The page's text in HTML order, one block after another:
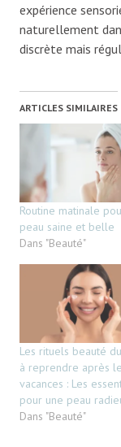
expérience
naturellement
discrète mais
ARTICLES SIMILAIRES
Routine matinale
peau saine et belle
Dans "Beauté"
Les rituels beauté
à reprendre après
vacances : Les
pour une peau
Dans "Beauté"